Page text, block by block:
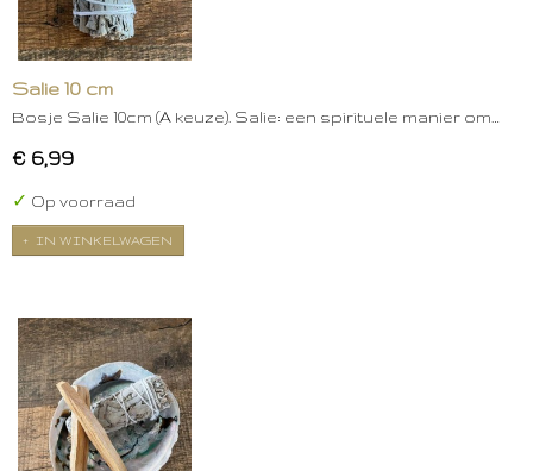
Salie 10 cm
Bosje Salie 10cm (A keuze). Salie: een spirituele manier om…
€ 6,99
✓ Op voorraad
IN WINKELWAGEN